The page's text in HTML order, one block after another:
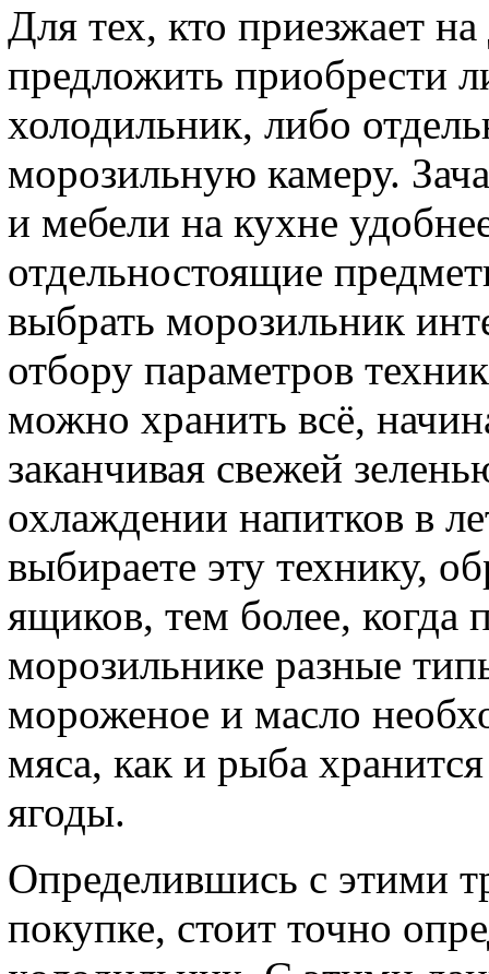
Для тех, кто приезжает
предложить приобрести
холодильник, либо
морозильную камеру.
и мебели на кухне
отдельностоящие
выбрать морозильник
отбору параметров
можно хранить всё,
заканчивая свежей
охлаждении напитков в
выбираете эту технику,
ящиков, тем более, когда
морозильнике разные
мороженое и масло
мяса, как и рыба
ягоды.
Определившись с этими
покупке, стоит точно